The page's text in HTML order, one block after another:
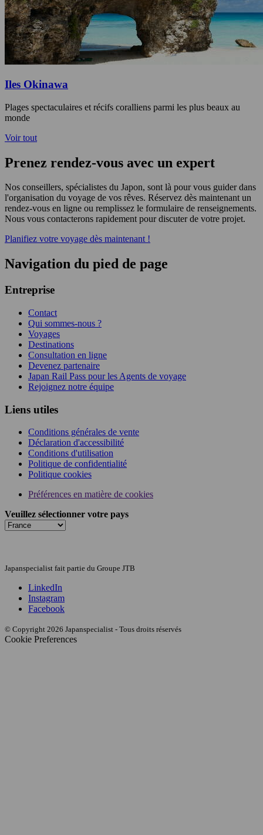
Iles Okinawa
Plages spectaculaires et récifs coralliens parmi les plus beaux au
monde
Voir tout
Prenez rendez-vous avec un expert
Nos conseillers, spécialistes du Japon, sont là pour vous guider dans
l'organisation du voyage de vos rêves. Réservez dès maintenant un
rendez-vous en ligne ou remplissez le formulaire de renseignements.
Nous vous contacterons rapidement pour discuter de votre projet.
Planifiez votre voyage dès maintenant !
Navigation du pied de page
Entreprise
Contact
Qui sommes-nous ?
Voyages
Destinations
Consultation en ligne
Devenez partenaire
Japan Rail Pass pour les Agents de voyage
Rejoignez notre équipe
Liens utiles
Conditions générales de vente
Déclaration d'accessibilité
Conditions d'utilisation
Politique de confidentialité
Politique cookies
Préférences en matière de cookies
Veuillez sélectionner votre pays
Japanspecialist fait partie du Groupe JTB
LinkedIn
Instagram
Facebook
© Copyright 2026 Japanspecialist - Tous droits réservés
Cookie Preferences